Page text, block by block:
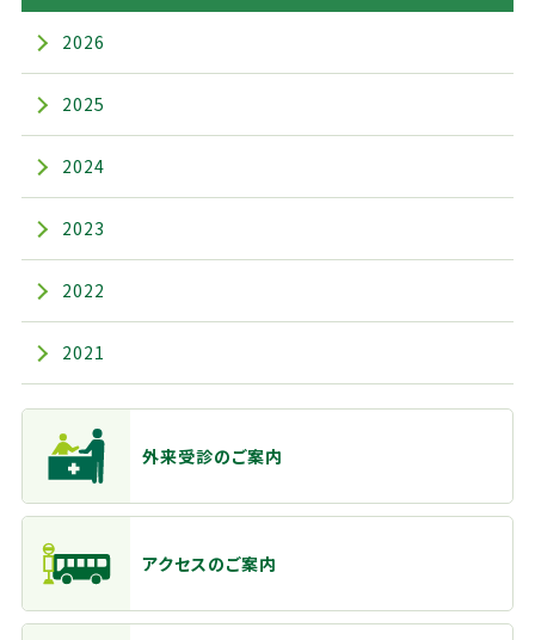
2026
2025
2024
2023
2022
2021
主なメニュー
外来受診のご案内
アクセスのご案内